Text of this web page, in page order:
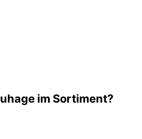
im Sortiment?